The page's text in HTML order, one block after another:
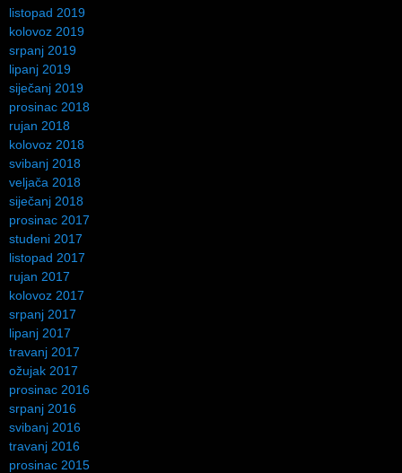
listopad 2019
kolovoz 2019
srpanj 2019
lipanj 2019
siječanj 2019
prosinac 2018
rujan 2018
kolovoz 2018
svibanj 2018
veljača 2018
siječanj 2018
prosinac 2017
studeni 2017
listopad 2017
rujan 2017
kolovoz 2017
srpanj 2017
lipanj 2017
travanj 2017
ožujak 2017
prosinac 2016
srpanj 2016
svibanj 2016
travanj 2016
prosinac 2015